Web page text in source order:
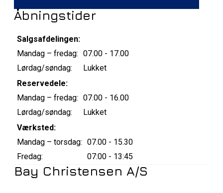
Åbningstider
Salgsafdelingen:
Mandag – fredag: 07.00 - 17.00
Lørdag/søndag:
Lukket
Reservedele:
Mandag – fredag: 07.00 - 16.00
Lørdag/søndag:
Lukket
Værksted:
Mandag – torsdag: 07.00 - 15.30
Fredag:
07:00 - 13:45
Bay Christensen A/S